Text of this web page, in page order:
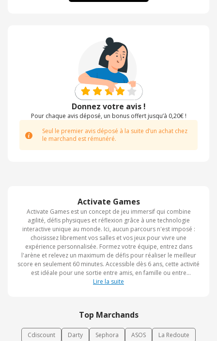
Activate Games
Activate Games est un concept de jeu immersif qui combine
agilité, défis physiques et réflexion grâce à une technologie
interactive unique au monde. Ici, aucun parcours n'est imposé :
choisissez librement vos salles et vos jeux pour vivre une
expérience personnalisée. Formez votre équipe, entrez dans
l'arène et relevez un maximum de défis pour réaliser le meilleur
score en seulement 60 minutes. Accessible dès 6 ans, cette activité
est idéale pour une sortie entre amis, en famille ou entre
collègues. Avec Activate Games, préparez-vous à partager un
Lire la suite
Top Marchands
Cdiscount Darty Sephora ASOS
La Redoute
Donnez votre avis !
Pour chaque avis déposé, un bonus offert jusqu’à 0,20€ !
Seul le premier avis déposé à la suite d’un achat chez
le marchand est rémunéré.